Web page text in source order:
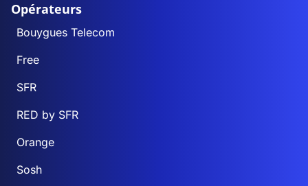
Opérateurs
Bouygues Telecom
Free
SFR
RED by SFR
Orange
Sosh